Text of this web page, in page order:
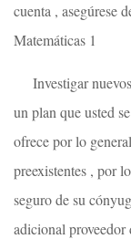
cuenta , asegúrese
Matemáticas 1
Investigar
un plan que usted
ofrece por lo
preexistentes , por
seguro de su
adicional proveedor